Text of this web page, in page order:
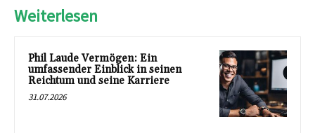
Weiterlesen
Phil Laude Vermögen: Ein
umfassender Einblick in seinen
Reichtum und seine Karriere
31.07.2026